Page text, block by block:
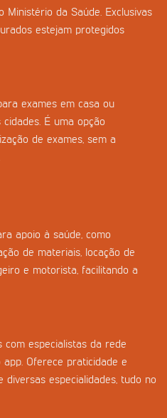
Ministério da Saúde. Exclusivas
estejam protegidos
exames em casa ou
É uma opção
de exames, sem a
apoio à saúde, como
de materiais, locação de
e motorista, facilitando a
com especialistas da rede
Oferece praticidade e
diversas especialidades, tudo no